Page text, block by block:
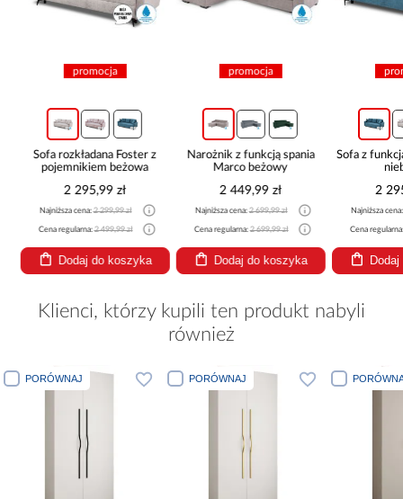
promocja
Sofa rozkładana Foster z
pojemnikiem beżowa
2 295,99 zł
Najniższa cena:2 299,99 zł
Cena regularna:2 499,99 zł
Dodaj do koszyka
promocja
Narożnik z funkcją spania
Marco beżowy
2 449,99 zł
Najniższa cena:2 699,99 zł
Cena regularna:2 699,99 zł
Dodaj do koszyka
Sofa z
2
Najniższa
Cena
Klienci, którzy kupili ten produkt nabyli
również
PORÓWNAJ PORÓWNAJ